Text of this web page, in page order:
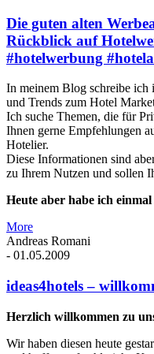
Die guten alten
Rückblick auf
#hotelwerbung
In meinem Blog schreibe ich
und Trends zum Hotel
Ich suche Themen, die für
Ihnen gerne Empfehlungen
Hotelier.
Diese Informationen sind
zu Ihrem Nutzen und sollen
Heute aber habe ich
More
Andreas Romani
- 01.05.2009
ideas4hotels –
Herzlich willkommen zu
Wir haben diesen heute